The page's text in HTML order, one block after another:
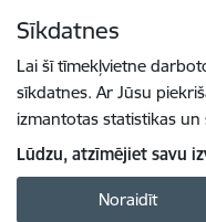
Sīkdatnes
Lai šī tīmekļvietne
sīkdatnes. Ar Jūsu
izmantotas statistikas
Lūdzu, atzīmējiet savu
Noraidīt